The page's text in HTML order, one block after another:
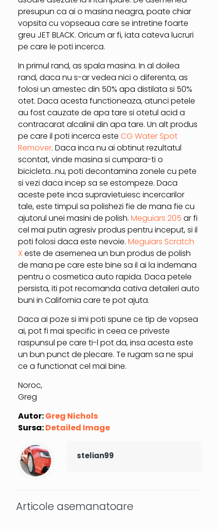
presupun ca ai o masina neagra, poate chiar
vopsita cu vopseaua care se intretine foarte
greu JET BLACK. Oricum ar fi, iata cateva lucruri
pe care le poti incerca.
In primul rand, as spala masina. In al doilea
rand, daca nu s-ar vedea nici o diferenta, as
folosi un amestec din 50% apa distilata si 50%
otet. Daca acesta functioneaza, atunci petele
au fost cauzate de apa tare si otetul acid a
contracarat alcalinii din apa tare. Un alt produs
pe care il poti incerca este CG Water Spot
Remover. Daca inca nu ai obtinut rezultatul
scontat, vinde masina si cumpara-ti o
bicicleta…nu, poti decontamina zonele cu pete
si vezi daca incep sa se estompeze. Daca
aceste pete inca supravietuiesc incercarilor
tale, este timpul sa polishezi fie de mana fie cu
ajutorul unei masini de polish. Meguiars 205 ar fi
cel mai putin agresiv produs pentru inceput, si il
poti folosi daca este nevoie. Meguiars Scratch
Xeste de asemenea un bun produs de polish
de mana pe care este bine sa il ai la indemana
pentru o cosmetica auto rapida. Daca petele
persista, iti pot recomanda cativa detaileri auto
buni in California care te pot ajuta.
Daca ai poze si imi poti spune ce tip de vopsea
ai, pot fi mai specific in ceea ce priveste
raspunsul pe care ti-l pot da, insa acesta este
un bun punct de plecare. Te rugam sa ne spui
ce a functionat cel mai bine.
Noroc,
Greg
Autor:Greg Nichols
Sursa:Detailed Image
stelian99
Articole asemanatoare